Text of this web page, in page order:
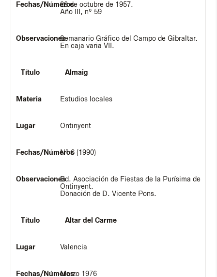
28 de octubre de 1957.
Año III, nº 59
Semanario Gráfico del Campo de Gibraltar.
En caja varia VII.
Almaig
Estudios locales
Ontinyent
Nº 6 (1990)
Ed. Asociación de Fiestas de la Purísima de
Ontinyent.
Donación de D. Vicente Pons.
Altar del Carme
Valencia
Marzo 1976